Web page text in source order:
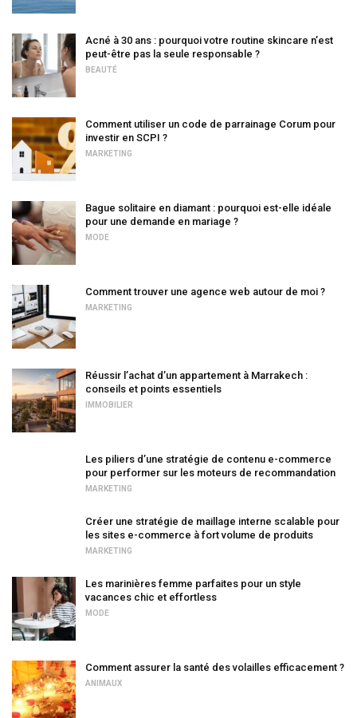
Acné à 30 ans : pourquoi votre routine skincare n’est
peut-être pas la seule responsable ?
BEAUTÉ
Comment utiliser un code de parrainage Corum pour
investir en SCPI ?
MARKETING
Bague solitaire en diamant : pourquoi est-elle idéale
pour une demande en mariage ?
MODE
Comment trouver une agence web autour de moi ?
MARKETING
Réussir l’achat d’un appartement à Marrakech :
conseils et points essentiels
IMMOBILIER
Les piliers d’une stratégie de contenu e-commerce
pour performer sur les moteurs de recommandation
MARKETING
Créer une stratégie de maillage interne scalable pour
les sites e-commerce à fort volume de produits
MARKETING
Les marinières femme parfaites pour un style
vacances chic et effortless
MODE
Comment assurer la santé des volailles efficacement ?
ANIMAUX